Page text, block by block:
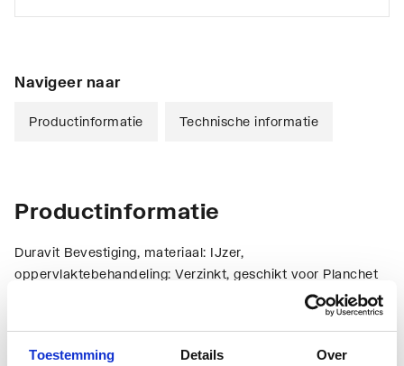
Toestemming Details Over
Navigeer naar
Productinformatie Technische informatie
Productinformatie
Duravit Bevestiging, materiaal: IJzer,
oppervlaktebehandeling: Verzinkt, geschikt voor Planchet